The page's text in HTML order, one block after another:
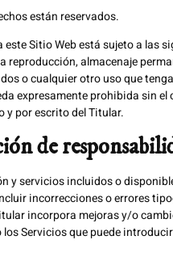
están reservados.
este Sitio Web está sujeto a las
reproducción, almacenaje
o cualquier otro uso que
expresamente prohibida sin
y por escrito del Titular.
de
y servicios incluidos o
incorrecciones o errores
incorpora mejoras y/o
Servicios que puede